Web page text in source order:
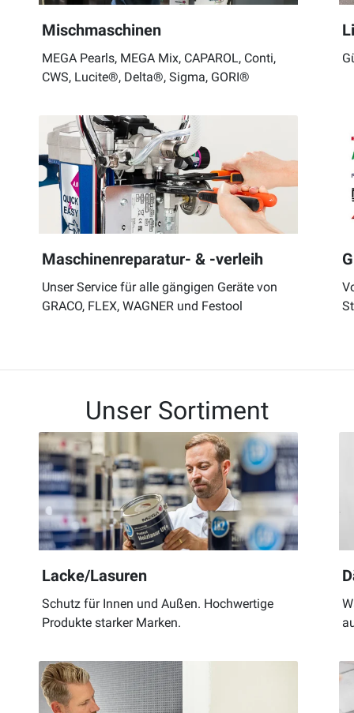
Mischmaschinen
MEGA Pearls, MEGA Mix, CAPAROL, Conti,
CWS, Lucite®, Delta®, Sigma, GORI®
Maschinenreparatur- & -verleih
Unser Service für alle gängigen Geräte von
GRACO, FLEX, WAGNER und Festool
Unser Sortiment
Lacke/Lasuren
Schutz für Innen und Außen. Hochwertige
Produkte starker Marken.